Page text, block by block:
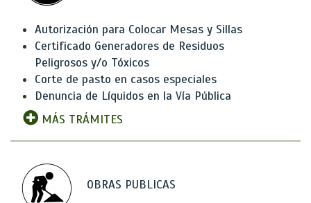
Autorización para Colocar Mesas y Sillas
Certificado Generadores de Residuos
Peligrosos y/o Tóxicos
Corte de pasto en casos especiales
Denuncia de Líquidos en la Vía Pública
MÁS TRÁMITES
OBRAS PUBLICAS